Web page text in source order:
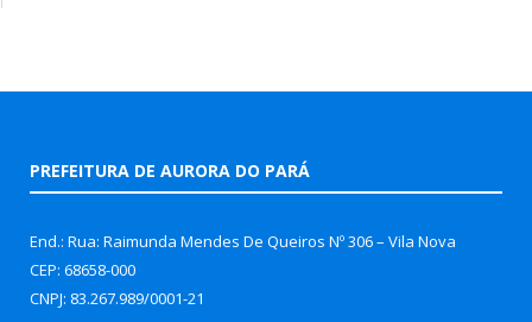
PREFEITURA DE AURORA DO PARÁ
End.: Rua: Raimunda Mendes De Queiros Nº 306 – Vila Nova
CEP: 68658-000
CNPJ: 83.267.989/0001-21